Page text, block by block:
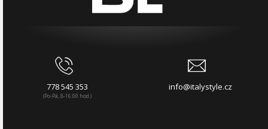
778 545 353
(Po-Pá, 8-16:00 hod.)
info@italystyle.cz